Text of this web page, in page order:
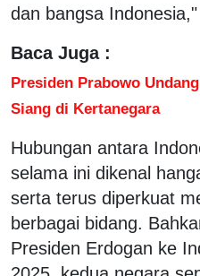
dan bangsa
Baca Juga :
Presiden Prabowo
Siang di Kertanegara
Hubungan antara
selama ini dikenal
serta terus diperkuat
berbagai bidang.
Presiden Erdogan ke